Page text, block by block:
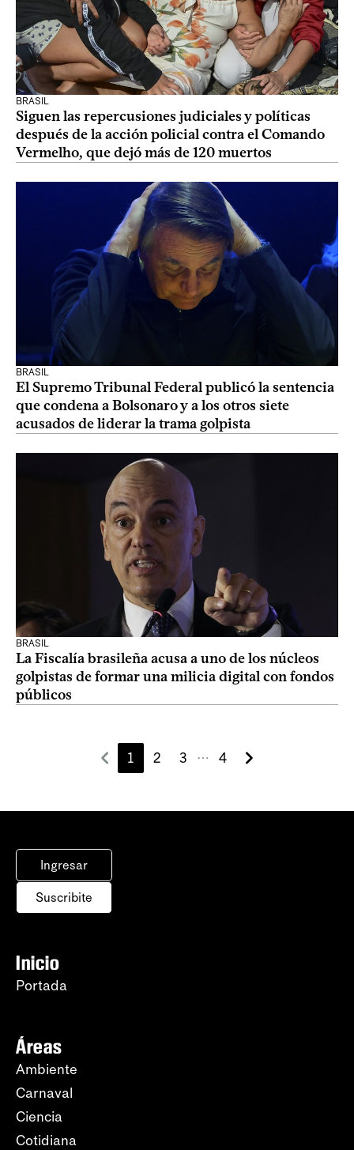
BRASIL
Siguen las repercusiones judiciales y políticas
después de la acción policial contra el Comando
Vermelho, que dejó más de 120 muertos
BRASIL
El Supremo Tribunal Federal publicó la sentencia
que condena a Bolsonaro y a los otros siete
acusados de liderar la trama golpista
BRASIL
La Fiscalía brasileña acusa a uno de los núcleos
golpistas de formar una milicia digital con fondos
públicos
1 2 3 ⋯ 4
Ingresar
Suscribite
Inicio
Portada
Áreas
Ambiente
Carnaval
Ciencia
Cotidiana